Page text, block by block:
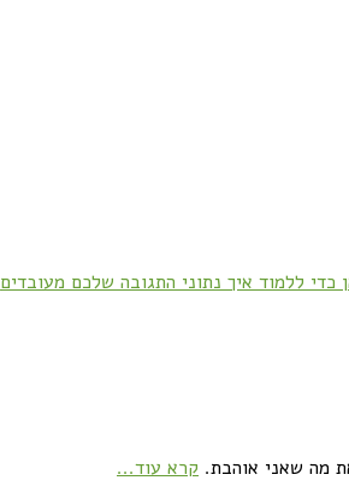
כדי ללמוד איך נתוני התגובה שלכם מעובדים
מה שאני אוהבת. קרא עוד...